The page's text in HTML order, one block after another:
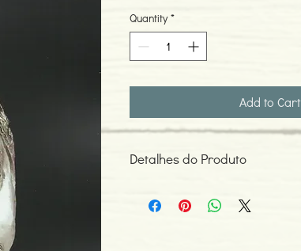
Quantity *
Add to Cart
Detalhes do Produto
Edição ou reimpressão: 2019